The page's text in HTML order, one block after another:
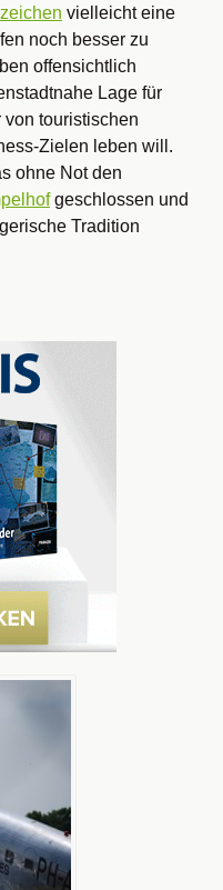
vielleicht eine
noch besser zu
offensichtlich
Lage für
touristischen
Zielen leben will.
ohne Not den
geschlossen und
Tradition